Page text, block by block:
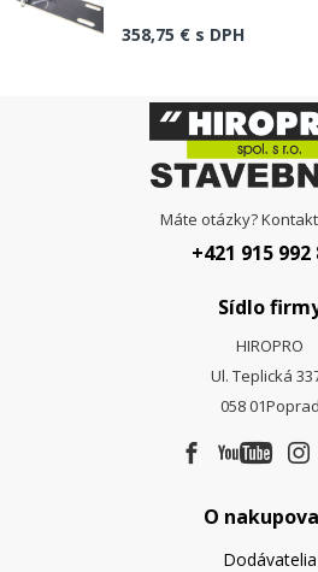
358,75 € s DPH
Máte otázky?
+421 915 992
Sídlo
HIROPRO
Ul. Teplická
058 01Poprad
O
Dodávatelia